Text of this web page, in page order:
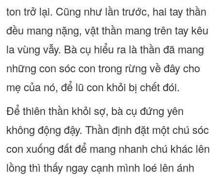
ton trở lại. Cũng như lần trước, hai tay thần
đều mang nặng, vật thần mang trên tay kêu
la vùng vẫy. Bà cụ hiểu ra là thần đã mang
những con sóc con trong rừng về đây cho
mẹ của nó, để lũ con khỏi bị chết đói.
Để thiên thần khỏi sợ, bà cụ đứng yên
không động đậy. Thần định đặt một chú sóc
con xuống đất để mang nhanh chú khác lên
lồng thì thấy ngay cạnh mình loé lên ánh